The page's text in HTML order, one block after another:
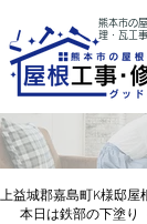
熊本市の
理・瓦工
上益城郡嘉島町K様邸屋
本日は鉄部の下塗り